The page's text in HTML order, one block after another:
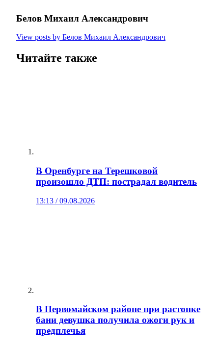
Белов Михаил Александрович
View posts by Белов Михаил Александрович
Читайте также
В Оренбурге на Терешковой
произошло ДТП: пострадал водитель
13:13 / 09.08.2026
В Первомайском районе при растопке
бани девушка получила ожоги рук и
предплечья